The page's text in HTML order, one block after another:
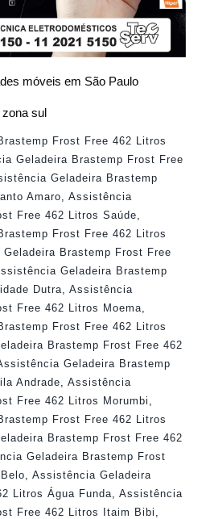
móveis em São Paulo
sul
Frost Free 462 Litros
Geladeira Brastemp Frost Free
Geladeira Brastemp
Amaro
Assistência
Free 462 Litros Saúde
Frost Free 462 Litros
Brastemp Frost Free
Geladeira Brastemp
Dutra
Assistência
Free 462 Litros Moema
Frost Free 462 Litros
Brastemp Frost Free 462
Geladeira Brastemp
Andrade
Assistência
Free 462 Litros Morumbi
Frost Free 462 Litros
Brastemp Frost Free 462
Geladeira Brastemp Frost
Assistência Geladeira
Litros Água Funda
Assistência
Free 462 Litros Itaim Bibi